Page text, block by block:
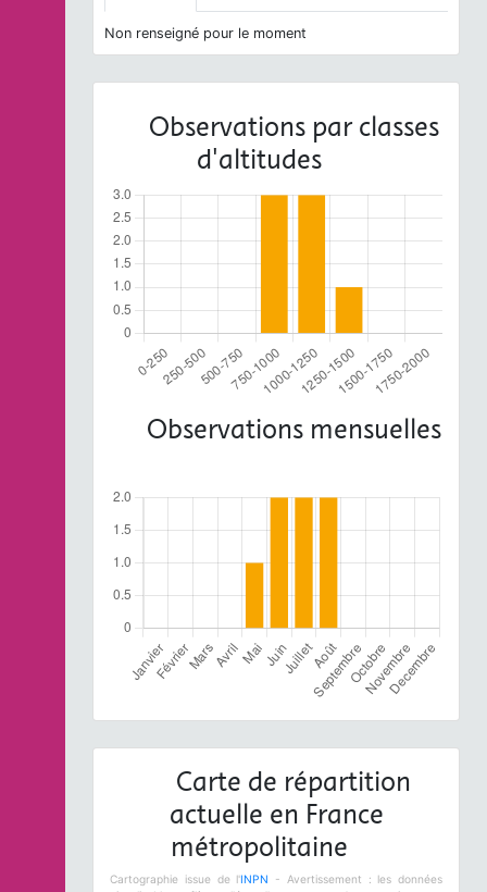
Non renseigné pour le moment
Observations par classes
d'altitudes
Observations mensuelles
Carte de répartition
actuelle en France
métropolitaine
Cartographie issue de l'INPN
- Avertissement : les données